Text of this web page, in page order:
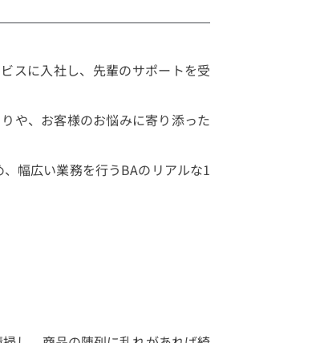
スに入社し、先輩のサポートを受
や、お客様のお悩みに寄り添った
幅広い業務を行うBAのリアルな1